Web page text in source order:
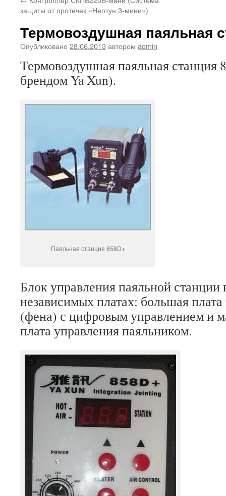
защиты от протечек «Нептун 3-мини»)
Термовоздушная паяльная
Опубликовано 28.06.2013 автором admin
Термовоздушная паяльная станция
брендом Ya Xun).
Паяльная станция 858D+
Блок управления паяльной
независимых платах: большая плата
(фена) с цифровым управлением и
плата управления паяльником.